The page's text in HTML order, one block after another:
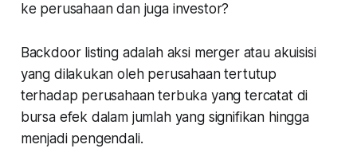
ke perusahaan dan juga investor?
Backdoor listing adalah aksi merger atau akuisisi
yang dilakukan oleh perusahaan tertutup
terhadap perusahaan terbuka yang tercatat di
bursa efek dalam jumlah yang signifikan hingga
menjadi pengendali.